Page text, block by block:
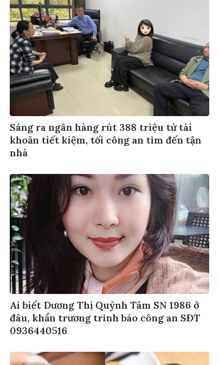
Sáng ra ngân hàng rút 388 triệu từ tài
khoản tiết kiệm, tối công an tìm đến tận
nhà
Ai biết Dương Thị Quỳnh Tâm SN 1986 ở
đâu, khẩn trương trình báo công an SĐT
0936440516